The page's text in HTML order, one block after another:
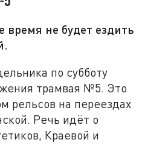
время не будет ездить
по субботу
трамвая №5. Это
рельсов на переездах
Речь идёт о
Краевой и